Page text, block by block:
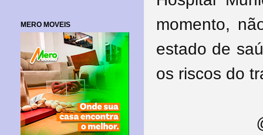
momento,
estado de
os riscos do
MERO MOVEIS